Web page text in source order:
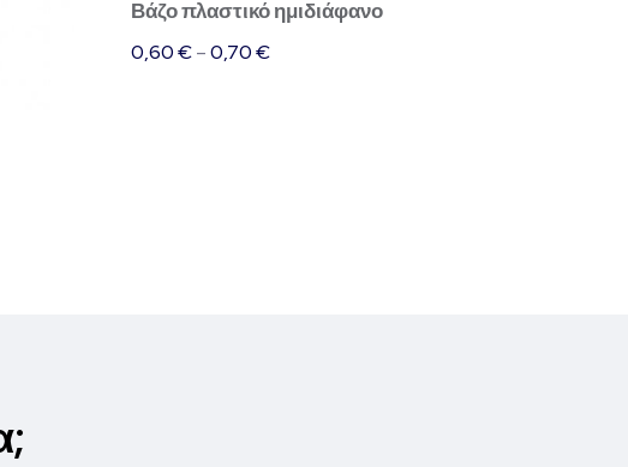
στη
Βάζο πλαστικό ημιδιάφανο
0,60€–0,70€